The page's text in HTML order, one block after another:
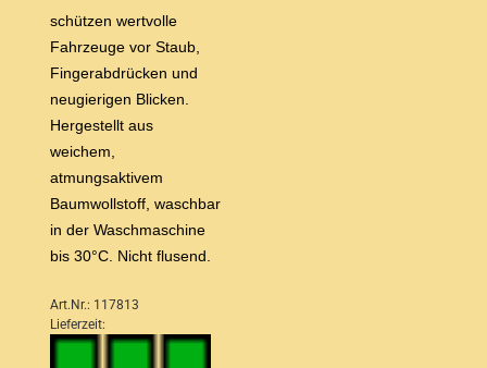
schützen wertvolle
Fahrzeuge vor Staub,
Fingerabdrücken und
neugierigen Blicken.
Hergestellt aus
weichem,
atmungsaktivem
Baumwollstoff, waschbar
in der Waschmaschine
bis 30°C. Nicht flusend.
Art.Nr.: 117813
Lieferzeit: